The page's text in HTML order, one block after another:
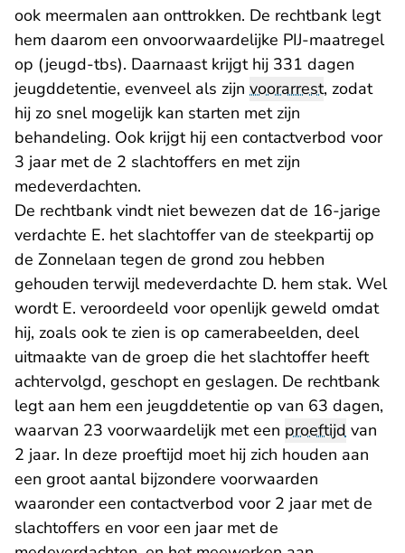
ook meermalen aan onttrokken. De rechtbank legt
hem daarom een onvoorwaardelijke PIJ-maatregel
op (jeugd-tbs). Daarnaast krijgt hij 331 dagen
jeugddetentie, evenveel als zijn voorarrest, zodat
hij zo snel mogelijk kan starten met zijn
behandeling. Ook krijgt hij een contactverbod voor
3 jaar met de 2 slachtoffers en met zijn
medeverdachten.
De rechtbank vindt niet bewezen dat de 16-jarige
verdachte E. het slachtoffer van de steekpartij op
de Zonnelaan tegen de grond zou hebben
gehouden terwijl medeverdachte D. hem stak. Wel
wordt E. veroordeeld voor openlijk geweld omdat
hij, zoals ook te zien is op camerabeelden, deel
uitmaakte van de groep die het slachtoffer heeft
achtervolgd, geschopt en geslagen. De rechtbank
legt aan hem een jeugddetentie op van 63 dagen,
waarvan 23 voorwaardelijk met een proeftijd van
2 jaar. In deze proeftijd moet hij zich houden aan
een groot aantal bijzondere voorwaarden
waaronder een contactverbod voor 2 jaar met de
slachtoffers en voor een jaar met de